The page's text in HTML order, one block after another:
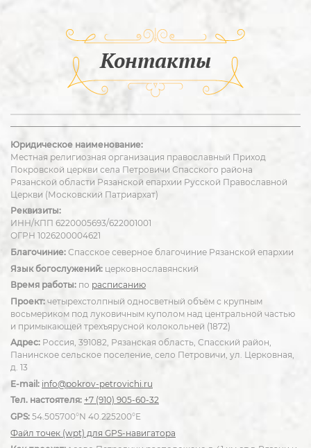
Контакты
Юридическое наименование:
Местная религиозная организация православный Приход
Покровской церкви села Петровичи Спасского района
Рязанской области Рязанской епархии Русской Православной
Церкви (Московский Патриархат)
Реквизиты:
ИНН/КПП 6220005693/622001001
ОГРН 1026200004621
Благочиние: Спасское северное благочиние Рязанской епархии
Язык богослужений: церковнославянский
Время работы: по расписанию
Проект: четырехстолпный односветный объём с крупным
восьмериком под луковичным куполом над центральной частью
и примыкающей трехъярусной колокольней (1872)
Адрес: Россия, 391082, Рязанская область, Спасский район,
Панинское сельское поселение, село Петровичи, ул. Церковная,
д. 13
E-mail: info@pokrov-petrovichi.ru
Тел. настоятеля: +7 (910) 905-60-32
GPS: 54.505700°N 40.225200°E
Файл точек (wpt) для GPS-навигатора